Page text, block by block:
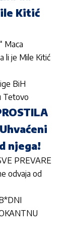
Kitić
Maca
li je Mile Kitić
BiH
Tetovo
Uhvaćeni
njega!
PREVARE
odvaja od